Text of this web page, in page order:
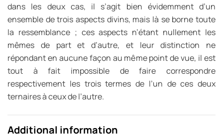
dans les deux cas, il s’agit bien évidemment d’un
ensemble de trois aspects divins, mais là se borne toute
la ressemblance ; ces aspects n’étant nullement les
mêmes de part et d’autre, et leur distinction ne
répondant en aucune façon au même point de vue, il est
tout à fait impossible de faire correspondre
respectivement les trois termes de l’un de ces deux
ternaires à ceux de l’autre.
Additional information